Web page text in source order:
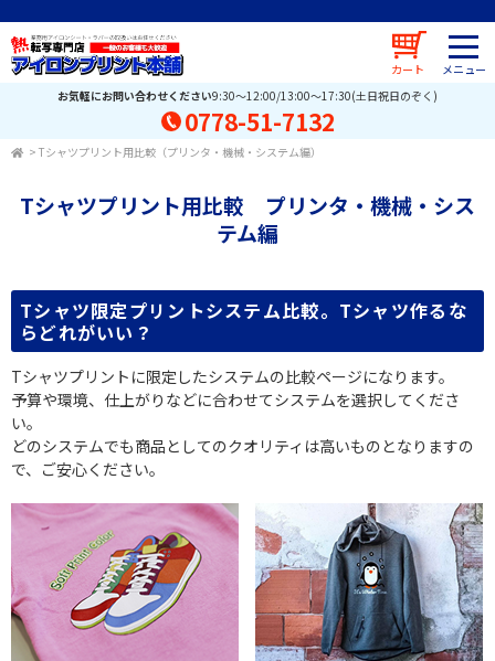
カート
お気軽にお問い合わせください9:30～12:00/13:00～17:30(土日祝日のぞく)
0778-51-7132
> Tシャツプリント用比較（プリンタ・機械・システム編）
Tシャツプリント用比較 プリンタ・機械・シス
テム編
Tシャツ限定プリントシステム比較。Tシャツ作るな
らどれがいい？
Tシャツプリントに限定したシステムの比較ページになります。
予算や環境、仕上がりなどに合わせてシステムを選択してくださ
い。
どのシステムでも商品としてのクオリティは高いものとなりますの
で、ご安心ください。